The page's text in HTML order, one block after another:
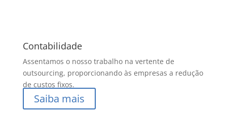
Contabilidade
Assentamos o nosso trabalho na vertente de
outsourcing, proporcionando às empresas a redução
de custos fixos.
Saiba mais